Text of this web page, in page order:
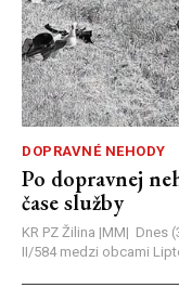
DOPRAVNÉ NEHODY
Po dopravnej
čase služby
KR PZ Žilina |MM| Dnes
II/584 medzi obcami